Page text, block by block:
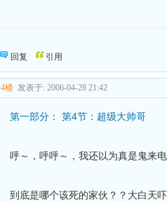
回复
引用
4楼 发表于: 2006-04-28 21:42
第一部分： 第4节：超级大帅哥
呼～，呼呼～，我还以为真是鬼来
到底是哪个该死的家伙？？大白天